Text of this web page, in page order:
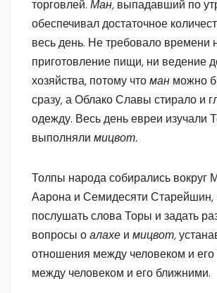
торговлей. Ман, выпадавший по
обеспечивал достаточное
весь день. Не требовало времени
приготовление пищи, ни ведение
хозяйства, потому чтоман можно
сразу, а Облако Славы стирало и
одежду. Весь день евреи изучали
выполняли мицвот.
Толпы народа собирались вокруг
Аарона и Семидесяти Старейшин,
послушать слова Торы и задать
вопросы оалахе и мицвот,
отношения между человеком и
между человеком и его ближними.